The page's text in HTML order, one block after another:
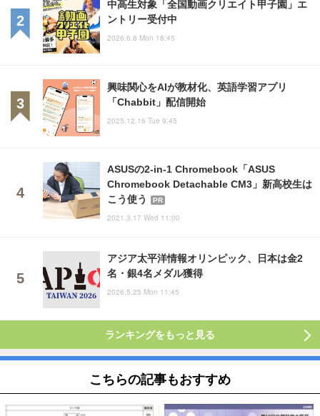
中高生対象「全国動画クリエイト甲子園」エ
ントリー受付中
2026.6.8 Mon 18:45
興味関心をAIが教材化、英語学習アプリ
「Chabbit」配信開始
2025.12.16 Tue 9:45
ASUSの2-in-1 Chromebook「ASUS
Chromebook Detachable CM3」新高校生は
こう使う
PR
2021.3.17 Wed 11:00
アジア太平洋情報オリンピック、日本は金2
名・銀4名メダル獲得
2026.5.25 Mon 11:45
ランキングをもっと見る
こちらの記事もおすすめ